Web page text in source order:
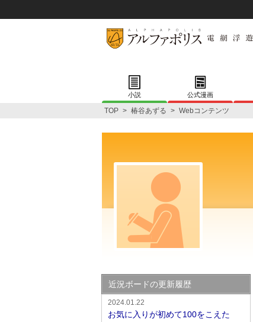
小説 公式漫画
TOP > 椿谷あずる > Webコンテンツ
近況ボードの更新履歴
2024.01.22
お気に入りが初めて100をこえた